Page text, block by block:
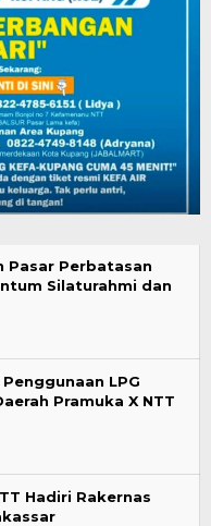
Pasar Perbatasan
Silaturahmi dan
LPG
Pramuka X NTT
Hadiri Rakernas